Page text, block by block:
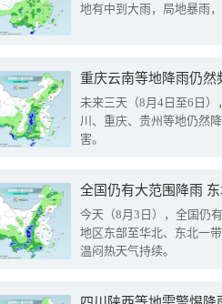
地有中到大雨，局地暴雨
重庆云南等地降雨仍然
未来三天（8月4日至6日
川、重庆、贵州等地仍然
害。
全国仍有大范围降雨
今天（8月3日），全国仍
地区东部至华北、东北一
温闷热天气持续。